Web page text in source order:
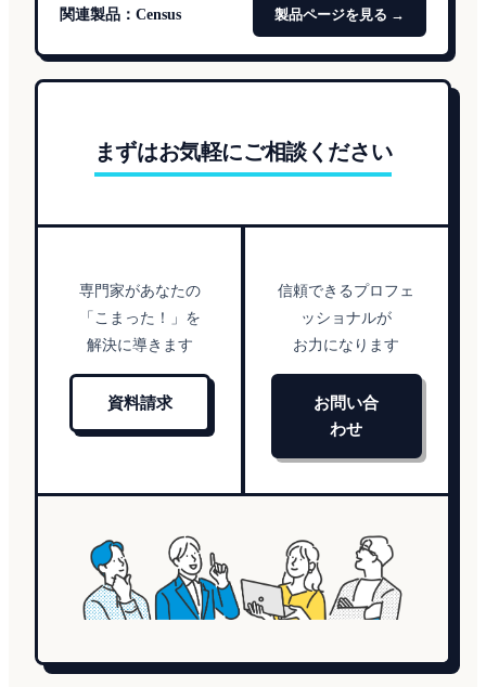
関連製品： Census 製品ページを見る →
まずはお気軽にご相談ください
専門家があなたの
「こまった！」を
解決に導きます
資料請求
信頼できるプロフェ
ッショナルが
お力になります
お問い合
わせ